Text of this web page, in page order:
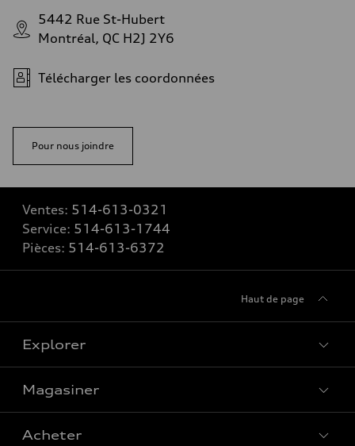
5442 Rue St-Hubert
Montréal, QC H2J 2Y6
Télécharger les coordonnées
Pour nous joindre
Ventes: 514-613-0321
Service: 514-613-1744
Pièces: 514-613-6372
Haut de page
Explorer
Voir tous les modèles
Magasiner
Offres spéciales
Acheter